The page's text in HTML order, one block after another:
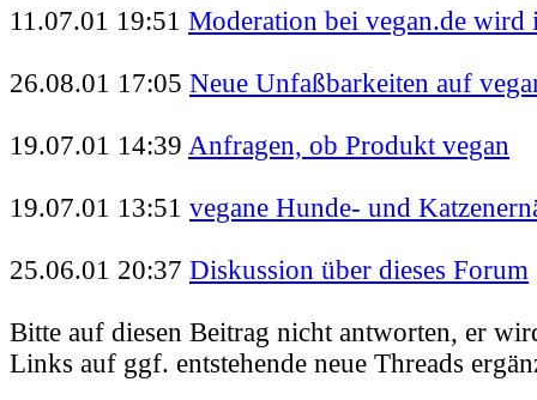
11.07.01 19:51 Moderation bei vegan.de wird
26.08.01 17:05 Neue Unfaßbarkeiten auf
19.07.01 14:39 Anfragen, ob Produkt vegan
19.07.01 13:51 vegane Hunde- und
25.06.01 20:37 Diskussion über dieses Forum
Bitte auf diesen Beitrag nicht antworten, er
Links auf ggf. entstehende neue Threads